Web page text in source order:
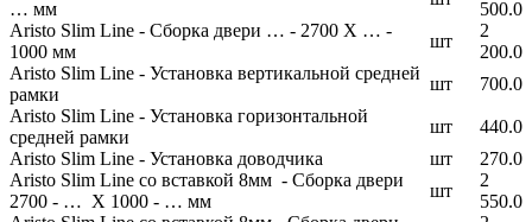
… мм
500.0
Aristo Slim Line - Сборка двери … - 2700 Х … -
1000 мм
шт
2
200.0
Aristo Slim Line - Установка вертикальной средней
рамки
шт
700.0
Aristo Slim Line - Установка горизонтальной
средней рамки
шт
440.0
Aristo Slim Line - Установка доводчика
шт
270.0
Aristo Slim Line со вставкой 8мм - Сборка двери
2700 - … Х 1000 - … мм
шт
2
550.0